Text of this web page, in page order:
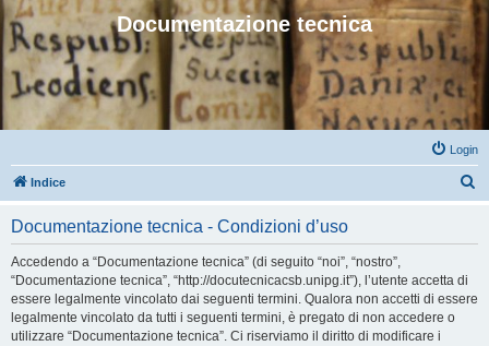
Documentazione tecnica
Login
Indice
Documentazione tecnica - Condizioni d’uso
Accedendo a “Documentazione tecnica” (di seguito “noi”, “nostro”,
“Documentazione tecnica”, “http://docutecnicacsb.unipg.it”), l’utente accetta di
essere legalmente vincolato dai seguenti termini. Qualora non accetti di essere
legalmente vincolato da tutti i seguenti termini, è pregato di non accedere o
utilizzare “Documentazione tecnica”. Ci riserviamo il diritto di modificare i